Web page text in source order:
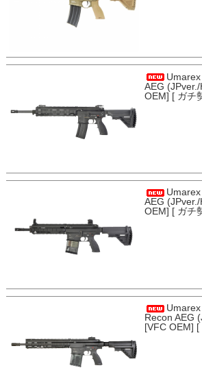
AEG
OEM] [ ガチ
AEG
OEM] [ ガチ
Recon AEG
[VFC OEM]